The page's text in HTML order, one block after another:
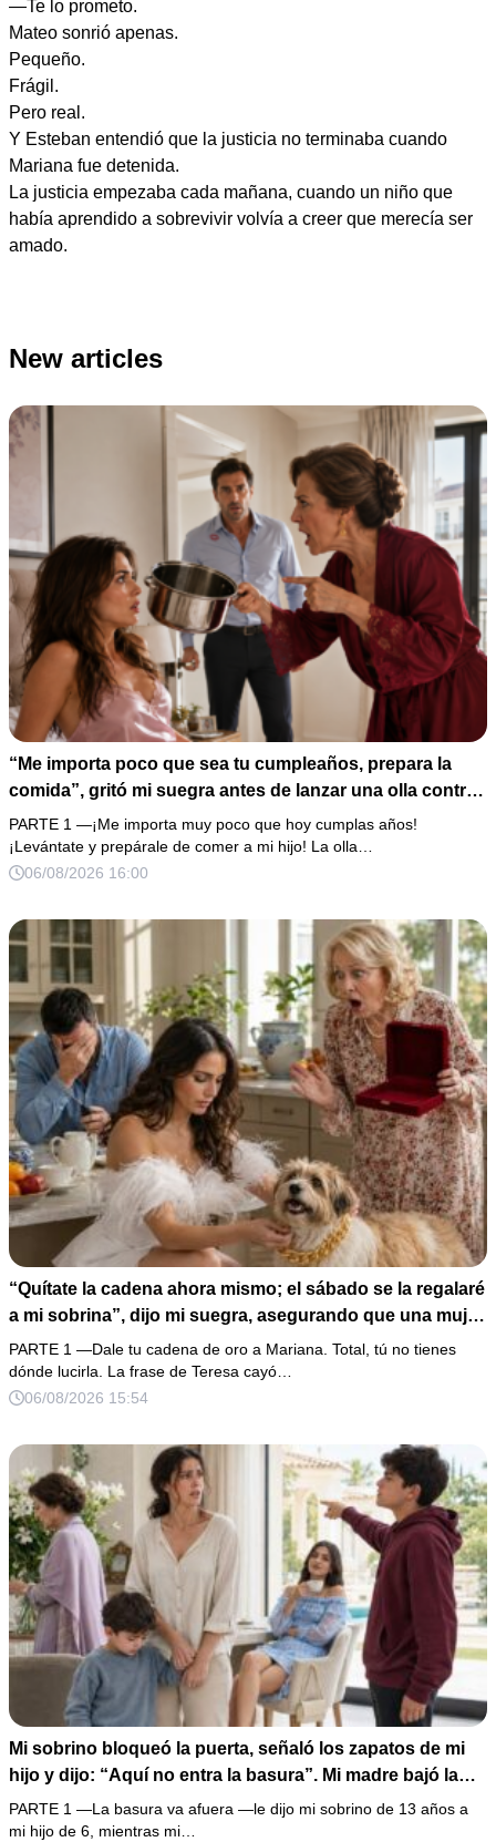
—Te lo prometo.
Mateo sonrió apenas.
Pequeño.
Frágil.
Pero real.
Y Esteban entendió que la justicia no terminaba cuando
Mariana fue detenida.
La justicia empezaba cada mañana, cuando un niño que
había aprendido a sobrevivir volvía a creer que merecía ser
amado.
New articles
“Me importa poco que sea tu cumpleaños, prepara la
comida”, gritó mi suegra antes de lanzar una olla contra
mi cama. Mi esposo regresó horas después oliendo al
perfume de su amante, seguro de que yo lo perdonaría.
Pero yo ya tenía 3 copias de los estados de cuenta y una
PARTE 1 —¡Me importa muy poco que hoy cumplas años!
¡Levántate y prepárale de comer a mi hijo! La olla…
06/08/2026 16:00
“Quítate la cadena ahora mismo; el sábado se la regalaré
a mi sobrina”, dijo mi suegra, asegurando que una mujer
con las manos marcadas por espinas no merecía 50
gramos de oro. Mi esposo guardó silencio, así que
obedecí con calma y le pedí que preparara la fiesta. Ella
completo que había intentado ocultar.
PARTE 1 —Dale tu cadena de oro a Mariana. Total, tú no tienes
dónde lucirla. La frase de Teresa cayó…
06/08/2026 15:54
Mi sobrino bloqueó la puerta, señaló los zapatos de mi
hijo y dijo: “Aquí no entra la basura”. Mi madre bajó la
mirada y mi hermana siguió tomando café como si nada.
Yo asentí, abracé a mi niño y me fui sin reclamar. Pero al
PARTE 1 —La basura va afuera —le dijo mi sobrino de 13 años a
mi hijo de 6, mientras mi…